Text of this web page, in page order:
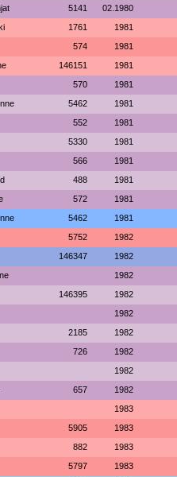
5141 02.1980
1761 1981
574 1981
146151 1981
570 1981
5462 1981
552 1981
5330 1981
566 1981
488 1981
572 1981
5462 1981
5752 1982
146347 1982
1982
146395 1982
1982
2185 1982
726 1982
1982
657 1982
1983
5905 1983
882 1983
5797 1983